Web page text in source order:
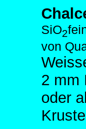
SiO2
von
2 mm
oder